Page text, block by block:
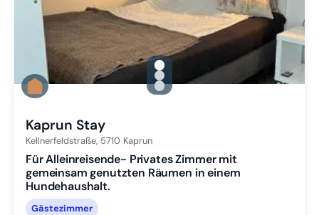
gallery.slide_selector
Zu Slide 1 wechseln
Zu Slide 2 wechseln
Zu Slide 3 wechseln
Kaprun Stay
Kellnerfeldstraße, 5710 Kaprun
Für Alleinreisende- Privates Zimmer mit
gemeinsam genutzten Räumen in einem
Hundehaushalt.
Gästezimmer